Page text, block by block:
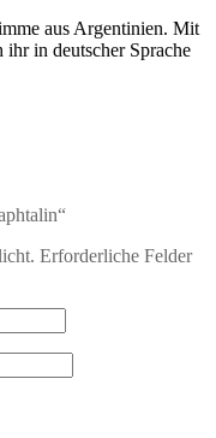
aus Argentinien. Mit
in deutscher Sprache
Erforderliche Felder